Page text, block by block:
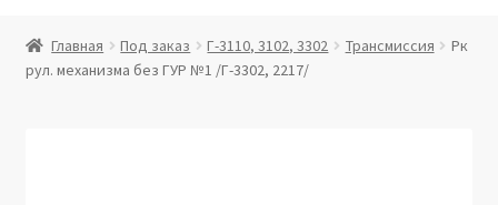
Витрина
Главная Под заказ Г-3110, 3102, 3302 Трансмиссия
Рк
рул. механизма без ГУР №1 /Г-3302, 2217/